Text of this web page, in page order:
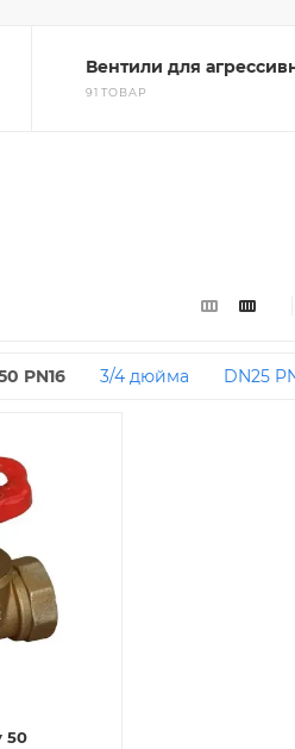
Вентили для
91 ТОВАР
PN16 3/4 дюйма DN25
50